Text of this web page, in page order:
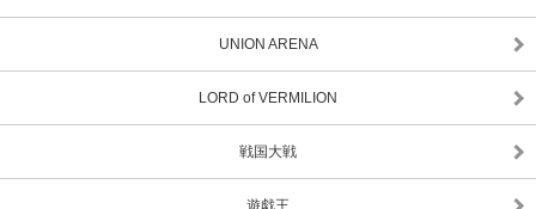
UNION ARENA
LORD of VERMILION
戦国大戦
遊戯王